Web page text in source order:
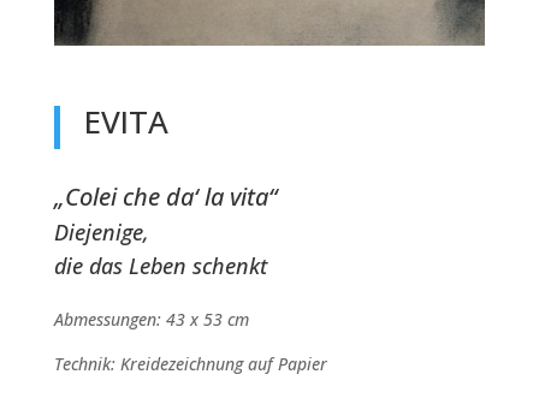
EVITA
„Colei che da‘ la vita“
Diejenige,
die das Leben schenkt
Abmessungen: 43 x 53 cm
Technik: Kreidezeichnung auf Papier